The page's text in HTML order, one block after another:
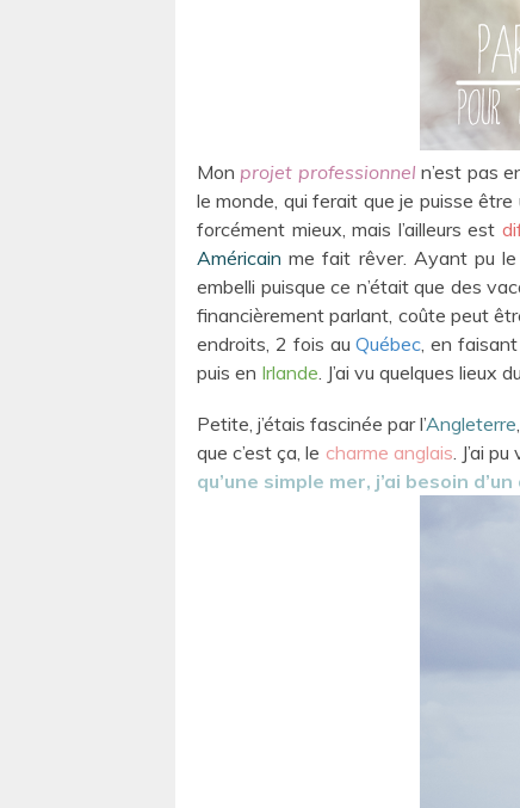
Mon projet professionnel n’est pas
le monde, qui ferait que je puisse être
forcément mieux, mais l’ailleurs est
Américain me fait rêver. Ayant pu le
embelli puisque ce n’était que des
financièrement parlant, coûte peut
endroits, 2 fois auQuébec , en
puis en Irlande . J’ai vu quelques
Petite, j’étais fascinée par l’Angleterre
que c’est ça, le charme anglais. J’ai
qu’une simple mer, j’ai besoin